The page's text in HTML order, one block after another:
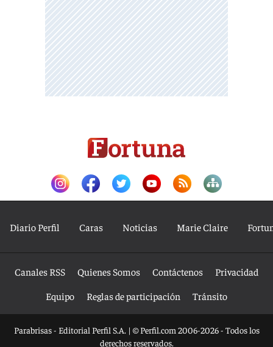
Diario Perfil Caras Noticias Marie Claire
Canales RSS Quienes Somos Contáctenos
Privacidad
Equipo
Reglas de participación Tránsito
Parabrisas - Editorial Perfil S.A. | © Perfil.com 2006-2026 - Todos los
derechos reservados.